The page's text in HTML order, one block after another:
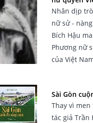
Nhân dịp
nữ sử -
Bích Hậu
Phương nữ
của Việt
Sài Gòn
Thay vì
tác giả Trần